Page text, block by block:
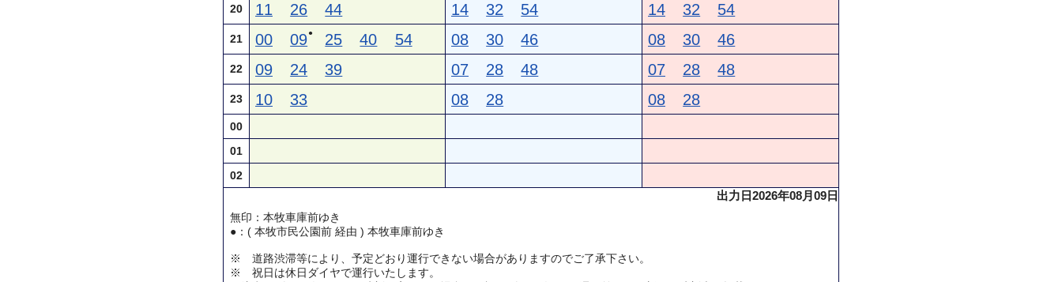
20 11 26 44 14 32 54 14 32 54
21 00 09● 25 40 54 08 30 46 08 30 46
22 09 24 39 07 28 48 07 28 48
23 10 33 08 28 08 28
00
01
02
出力日2026年08月09日
無印：本牧車庫前ゆき
●：( 本牧市民公園前 経由 ) 本牧車庫前ゆき
※ 道路渋滞等により、予定どおり運行できない場合がありますのでご了承下さい。
※ 祝日は休日ダイヤで運行いたします。